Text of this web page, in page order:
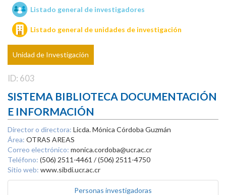
Unidades de investigación
Listado general de investigadores
Listado general de unidades de investigación
Unidad de Investigación
ID: 603
SISTEMA BIBLIOTECA DOCUMENTACIÓN
E INFORMACIÓN
Director o directora: Licda. Mónica Córdoba Guzmán
Área: OTRAS AREAS
Correo electrónico: monica.cordoba@ucr.ac.cr
Teléfono: (506) 2511-4461 / (506) 2511-4750
Sitio web: www.sibdi.ucr.ac.cr
Personas investigadoras